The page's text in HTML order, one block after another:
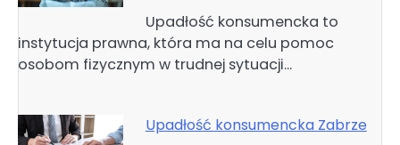
Upadłość konsumencka to
instytucja prawna, która ma na celu pomoc
osobom fizycznym w trudnej sytuacji…
Upadłość konsumencka Zabrze